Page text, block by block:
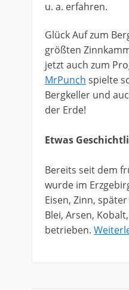
u. a. erfahren.
​Glück Auf zum
größten
jetzt auch zum
MrPunch spielte
Bergkeller und
der Erde!
Etwas
Bereits seit dem
wurde im
Eisen, Zinn,
Blei, Arsen,
betrieben.